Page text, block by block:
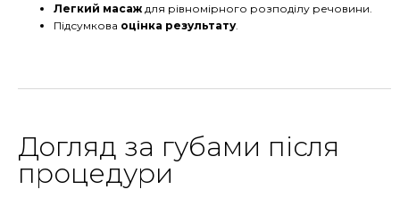
Легкий масаж для рівномірного розподілу речовини.
Підсумкова оцінка результату.
Догляд за губами після
процедури